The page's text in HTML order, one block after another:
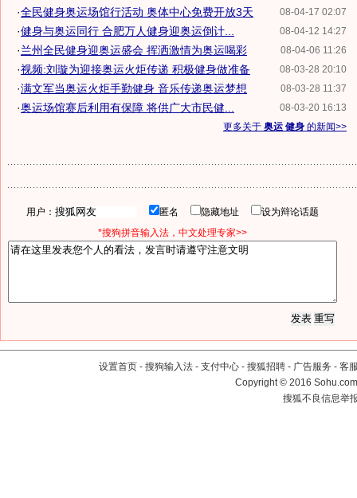
08-04-17 02:07
·全民健身奥运场馆行活动 奥体中心免费开放3天
08-04-12 14:27
·健身与奥运同行 合肥万人健身迎奥运倒计...
08-04-06 11:26
·兰州全民健身迎奥运盛会 挥洒激情为奥运喝彩
08-03-28 20:10
·视频:刘璇为迎接奥运火炬传递 积极健身做准备
08-03-28 11:37
·满文军当奥运火炬手勤健身 音乐传递奥运梦想
08-03-20 16:13
·奥运场馆赛后利用有保障 将供广大市民健...
更多关于 奥运 健身 的新闻>>
用户： 匿名 隐藏地址
设为辩论话题
*搜狗拼音输入法，中文处理专家>>
设置首页 - 搜狗输入法 - 支付中心 - 搜狐招聘 - 广告服务 - 客
Copyright©2016
搜狐不良信息举